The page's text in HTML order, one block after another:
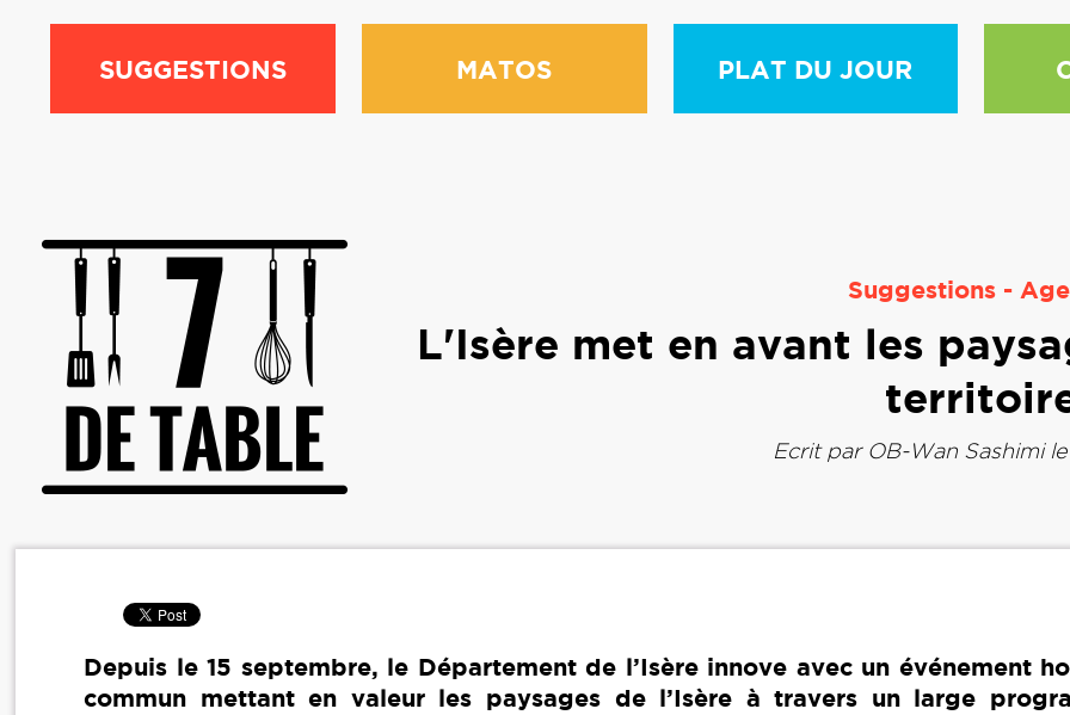
SUGGESTIONS MATOS PLAT DU JOUR
Suggestions -
L'Isère met en avant les
Ecrit par OB-Wan Sashimile
Depuis le 15 septembre, le Département de l’Isère innove avec un événement
commun mettant en valeur les paysages de l’Isère à travers un large